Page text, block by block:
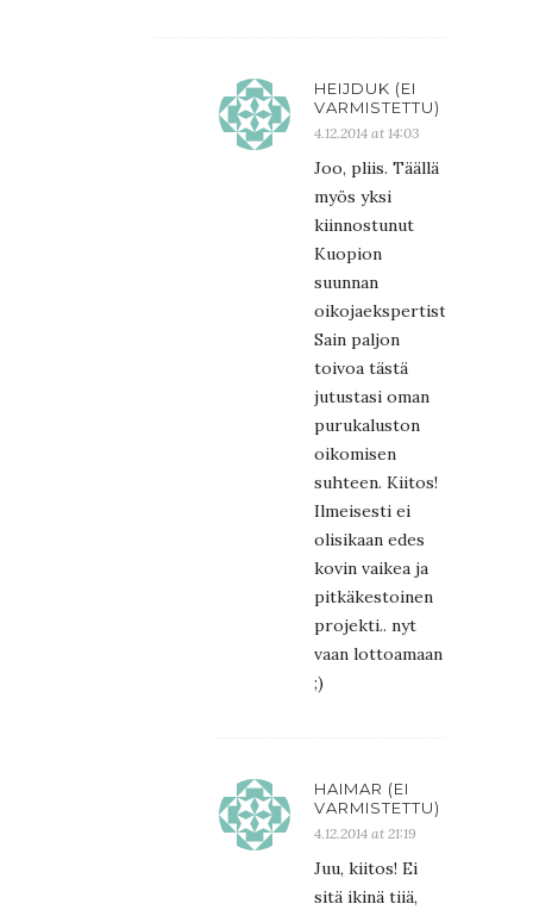
HEIJDUK (EI
VARMISTETTU)
4.12.2014 at 14:03
Joo, pliis. Täällä
myös yksi
kiinnostunut
Kuopion
suunnan
oikojaekspertistä!
Sain paljon
toivoa tästä
jutustasi oman
purukaluston
oikomisen
suhteen. Kiitos!
Ilmeisesti ei
olisikaan edes
kovin vaikea ja
pitkäkestoinen
projekti.. nyt
vaan lottoamaan
;)
HAIMAR (EI
VARMISTETTU)
4.12.2014 at 21:19
Juu, kiitos! Ei
sitä ikinä tiiä,